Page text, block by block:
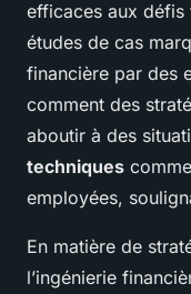
efficaces aux défis
études de cas
financière par des
comment des
aboutir à des
techniques
employées,
En matière de
l’ingénierie